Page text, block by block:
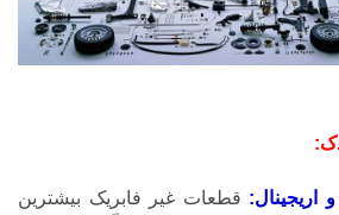
قطعات غیر فابریک بیشترین